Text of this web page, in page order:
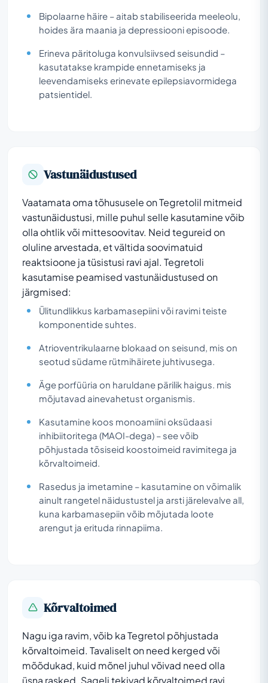
Bipolaarne häire – aitab stabiliseerida meeleolu,
hoides ära maania ja depressiooni episoode.
Erineva päritoluga konvulsiivsed seisundid –
kasutatakse krampide ennetamiseks ja
leevendamiseks erinevate epilepsiavormidega
patsientidel.
Vastunäidustused
Vaatamata oma tõhususele on Tegretolil mitmeid
vastunäidustusi, mille puhul selle kasutamine võib
olla ohtlik või mittesoovitav. Neid tegureid on
oluline arvestada, et vältida soovimatuid
reaktsioone ja tüsistusi ravi ajal. Tegretoli
kasutamise peamised vastunäidustused on
järgmised:
Ülitundlikkus karbamasepiini või ravimi teiste
komponentide suhtes.
Atrioventrikulaarne blokaad on seisund, mis on
seotud südame rütmihäirete juhtivusega.
Äge porfüüria on haruldane pärilik haigus. mis
mõjutavad ainevahetust organismis.
Kasutamine koos monoamiini oksüdaasi
inhibiitoritega (MAOI-dega) – see võib
põhjustada tõsiseid koostoimeid ravimitega ja
kõrvaltoimeid.
Rasedus ja imetamine – kasutamine on võimalik
ainult rangetel näidustustel ja arsti järelevalve all,
kuna karbamasepiin võib mõjutada loote
arengut ja erituda rinnapiima.
Kõrvaltoimed
Nagu iga ravim, võib ka Tegretol põhjustada
kõrvaltoimeid. Tavaliselt on need kerged või
mõõdukad, kuid mõnel juhul võivad need olla
üsna rasked. Sageli tekivad kõrvaltoimed ravi